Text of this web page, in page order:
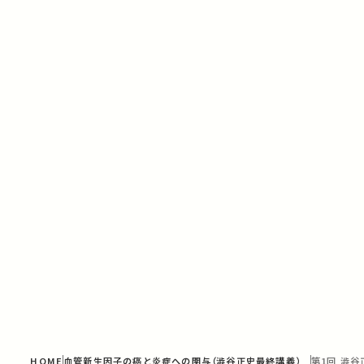
HOME 血管新生因子の癌と炎症への関与（澁谷正史最終講義） 第1回 澁谷